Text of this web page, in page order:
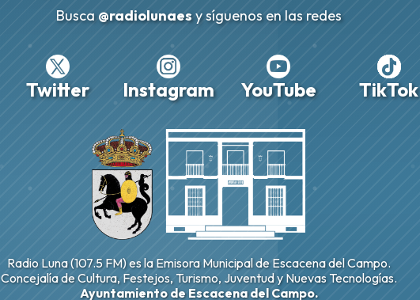
Busca@radiolunaesy síguenos en las redes
Twitter Instagram YouTube TikTok
Radio Luna (107.5 FM) es la Emisora Municipal de Escacena del Campo.
Concejalía de Cultura, Festejos, Turismo, Juventud y Nuevas Tecnologías.
Ayuntamiento de Escacena del Campo.